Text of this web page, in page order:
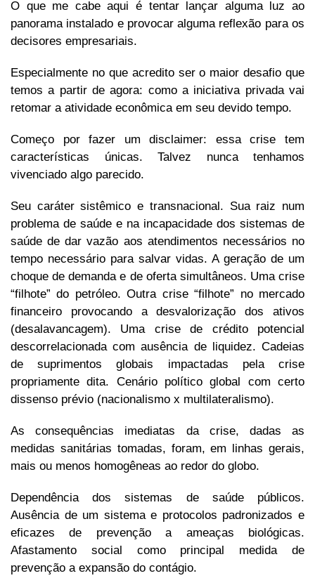
O que me cabe aqui é tentar lançar alguma luz ao
panorama instalado e provocar alguma reflexão para os
decisores empresariais.
Especialmente no que acredito ser o maior desafio que
temos a partir de agora: como a iniciativa privada vai
retomar a atividade econômica em seu devido tempo.
Começo por fazer um disclaimer: essa crise tem
características únicas. Talvez nunca tenhamos
vivenciado algo parecido.
Seu caráter sistêmico e transnacional. Sua raiz num
problema de saúde e na incapacidade dos sistemas de
saúde de dar vazão aos atendimentos necessários no
tempo necessário para salvar vidas. A geração de um
choque de demanda e de oferta simultâneos. Uma crise
“filhote” do petróleo. Outra crise “filhote” no mercado
financeiro provocando a desvalorização dos ativos
(desalavancagem). Uma crise de crédito potencial
descorrelacionada com ausência de liquidez. Cadeias
de suprimentos globais impactadas pela crise
propriamente dita. Cenário político global com certo
dissenso prévio (nacionalismo x multilateralismo).
As consequências imediatas da crise, dadas as
medidas sanitárias tomadas, foram, em linhas gerais,
mais ou menos homogêneas ao redor do globo.
Dependência dos sistemas de saúde públicos.
Ausência de um sistema e protocolos padronizados e
eficazes de prevenção a ameaças biológicas.
Afastamento social como principal medida de
prevenção a expansão do contágio.